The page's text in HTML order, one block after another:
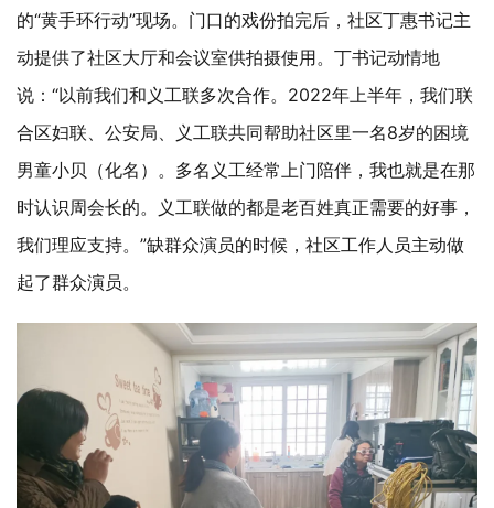
的“黄手环行动”现场。门口的戏份拍完后，社区丁惠书记主
动提供了社区大厅和会议室供拍摄使用。丁书记动情地
说：“以前我们和义工联多次合作。2022年上半年，我们联
合区妇联、公安局、义工联共同帮助社区里一名8岁的困境
男童小贝（化名）。多名义工经常上门陪伴，我也就是在那
时认识周会长的。义工联做的都是老百姓真正需要的好事，
我们理应支持。”缺群众演员的时候，社区工作人员主动做
起了群众演员。